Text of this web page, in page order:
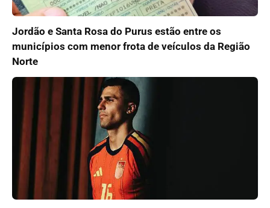
Jordão e Santa Rosa do Purus estão entre os
municípios com menor frota de veículos da Região
Norte